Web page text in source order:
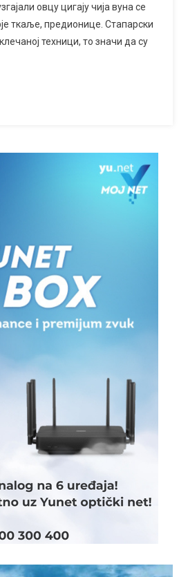
овцу цигају чија вуна се
ткаље, предионице. Стапарски
техници, то значи да су